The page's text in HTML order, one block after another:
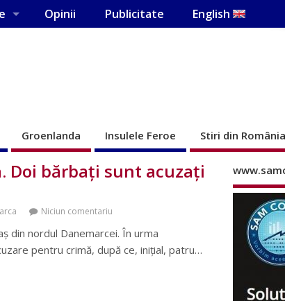
Opinii Publicitate English
Groenlanda Insulele Feroe Stiri din România
Doi bărbați sunt acuzați
Niciun comentariu
din nordul Danemarcei. În urma
pentru crimă, după ce, iniţial, patru…